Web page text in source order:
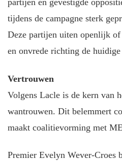
partijen en gevestigde
tijdens de campagne sterk
Deze partijen uiten openlijk
en onvrede richting de
Vertrouwen
Volgens Lacle is de kern van
wantrouwen. Dit belemmert
maakt coalitievorming met
Premier Evelyn Wever-Croes